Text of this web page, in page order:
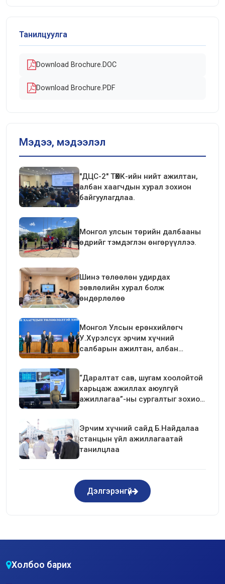
Танилцуулга
Download Brochure.DOC
Download Brochure.PDF
Мэдээ, мэдээлэл
"ДЦС-2" ТӨХК-ийн нийт ажилтан,
албан хаагчдын хурал зохион
байгуулагдлаа.
Монгол улсын төрийн далбааны
өдрийг тэмдэглэн өнгөрүүллээ.
Шинэ төлөөлөн удирдах
зөвлөлийн хурал болж
өндөрлөлөө
Монгол Улсын ерөнхийлөгч
У.Хүрэлсүх эрчим хүчний
салбарын ажилтан, албан
“Даралтат сав, шугам хоолойтой
харьцаж ажиллах аюулгүй
ажиллагаа”-ны сургалтыг зохион
Эрчим хүчний сайд Б.Найдалаа
станцын үйл ажиллагаатай
танилцлаа
Дэлгэрэнгүй
Холбоо барих